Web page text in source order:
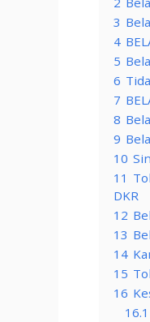
3
4
5
6
7
8
9
10
11
DKR
12
13
14
15
16
16.1